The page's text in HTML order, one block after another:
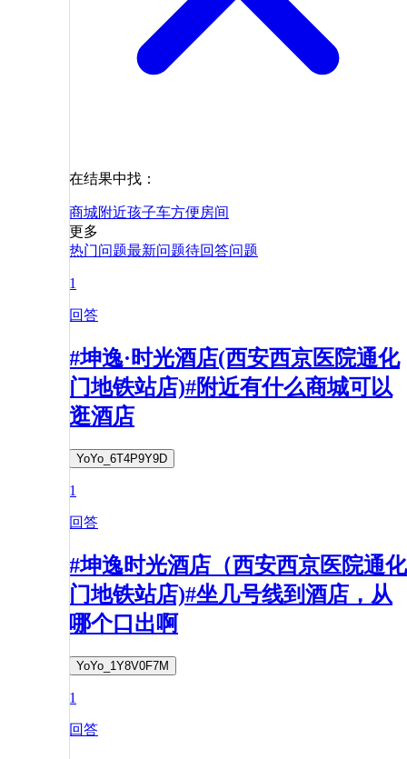
在结果中找：
商城附近孩子车方便房间
更多
热门问题最新问题待回答问题
1
回答
#坤逸·时光酒店(西安西京医院通化
门地铁站店)#附近有什么商城可以
逛酒店
YoYo_6T4P9Y9D
1
回答
#坤逸时光酒店（西安西京医院通化
门地铁站店)#坐几号线到酒店，从
哪个口出啊
YoYo_1Y8V0F7M
1
回答